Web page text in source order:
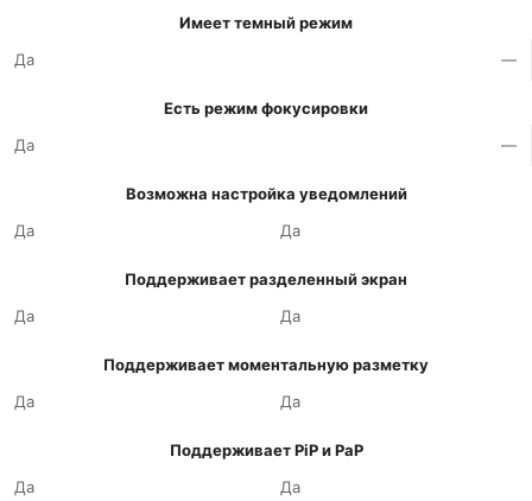
Имеет темный режим
Да
—
Есть режим фокусировки
Да
—
Возможна настройка уведомлений
Да
Да
Поддерживает разделенный экран
Да
Да
Поддерживает моментальную разметку
Да
Да
Поддерживает PiP и PaP
Да
Да